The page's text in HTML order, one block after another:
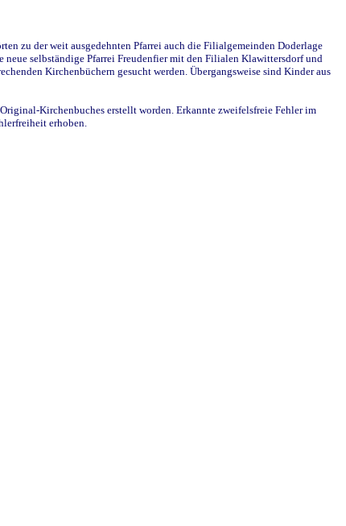
zu der weit ausgedehnten Pfarrei auch die Filialgemeinden Doderlage
selbständige Pfarrei Freudenfier mit den Filialen Klawittersdorf und
Kirchenbüchern gesucht werden. Übergangsweise sind Kinder aus
Kirchenbuches erstellt worden. Erkannte zweifelsfreie Fehler im
erhoben.